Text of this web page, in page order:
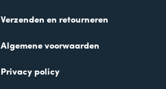
Verzenden en retourneren
Algemene voorwaarden
Privacy policy